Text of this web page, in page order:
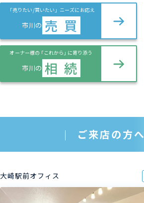
「売りたい/買いたい」ニーズにお応え
市川の 売 買
オーナー様の「これから」に寄り添う
市川の 相 続
ご来店の方へ
大崎駅前オフィス